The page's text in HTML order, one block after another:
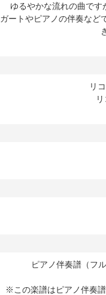
ゆるやかな流れの曲です
ガートやピアノの伴奏など
リ
ピアノ伴奏譜（フ
※この楽譜はピアノ伴奏